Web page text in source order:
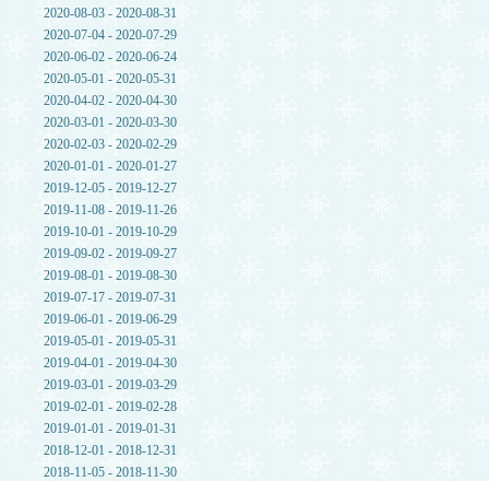
2020-08-03 - 2020-08-31
2020-07-04 - 2020-07-29
2020-06-02 - 2020-06-24
2020-05-01 - 2020-05-31
2020-04-02 - 2020-04-30
2020-03-01 - 2020-03-30
2020-02-03 - 2020-02-29
2020-01-01 - 2020-01-27
2019-12-05 - 2019-12-27
2019-11-08 - 2019-11-26
2019-10-01 - 2019-10-29
2019-09-02 - 2019-09-27
2019-08-01 - 2019-08-30
2019-07-17 - 2019-07-31
2019-06-01 - 2019-06-29
2019-05-01 - 2019-05-31
2019-04-01 - 2019-04-30
2019-03-01 - 2019-03-29
2019-02-01 - 2019-02-28
2019-01-01 - 2019-01-31
2018-12-01 - 2018-12-31
2018-11-05 - 2018-11-30